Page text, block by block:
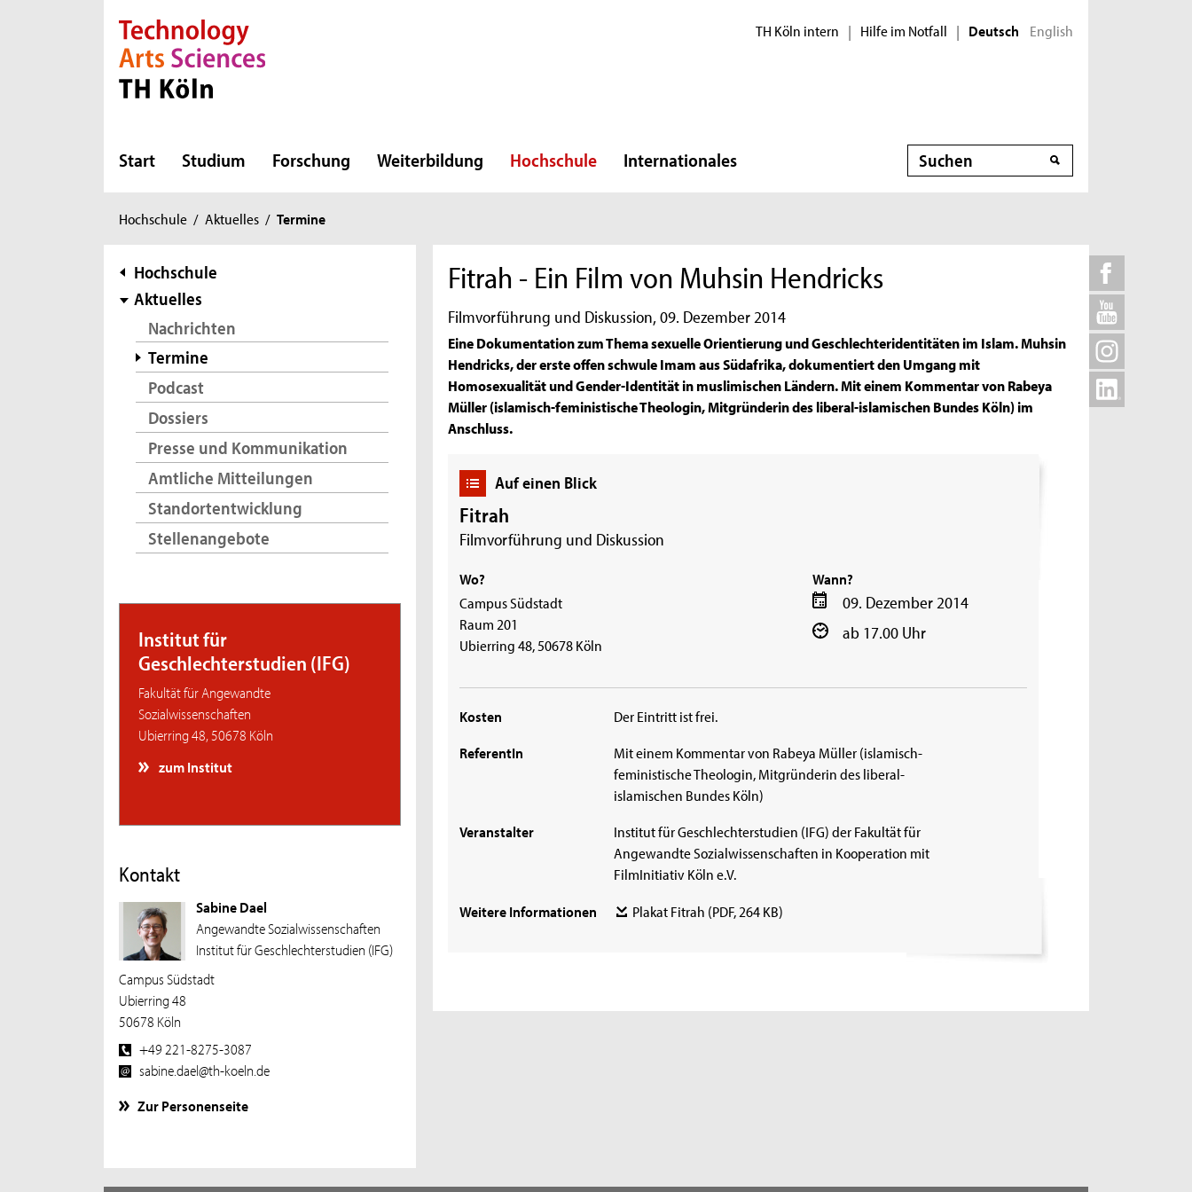
Direkt zur Hauptnavigation
Direkt zur Subnavigation
Direkt zum Inhalt
Direkt zum Fußbereich TH Köln intern | Hilfe im Notfall | Deutsch English
Start Studium Forschung Weiterbildung Hochschule Internationales Suche
Sie
hier:
Hochschule / Aktuelles / Termine
Subnavigation
Hochschule
Aktuelles
Nachrichten
Termine
Podcast
Dossiers
Presse und Kommunikation
Amtliche Mitteilungen
Standortentwicklung
Stellenangebote
Institut für
Geschlechterstudien (IFG)
Fakultät für Angewandte
Sozialwissenschaften
Ubierring 48, 50678 Köln
zum Institut
Kontakt
Sabine Dael
Angewandte Sozialwissenschaften
Institut für Geschlechterstudien (IFG)
Campus Südstadt
Ubierring 48
50678 Köln
+49 221-8275-3087
sabine.dael@th-koeln.de
Zur Personenseite
Fitrah - Ein Film von Muhsin Hendricks
Filmvorführung und Diskussion, 09. Dezember 2014
Eine Dokumentation zum Thema sexuelle Orientierung und Geschlechteridentitäten im Islam. Muhsin
Hendricks, der erste offen schwule Imam aus Südafrika, dokumentiert den Umgang mit
Homosexualität und Gender-Identität in muslimischen Ländern. Mit einem Kommentar von Rabeya
Müller (islamisch-feministische Theologin, Mitgründerin des liberal-islamischen Bundes Köln) im
Anschluss.
Auf einen Blick
Fitrah
Filmvorführung und Diskussion
Wann?
09. Dezember 2014
ab 17.00 Uhr
Wo?
Campus Südstadt
Raum 201
Ubierring 48, 50678 Köln
Kosten
Der Eintritt ist frei.
ReferentIn
Mit einem Kommentar von Rabeya Müller (islamisch-
feministische Theologin, Mitgründerin des liberal-
islamischen Bundes Köln)
Veranstalter
Institut für Geschlechterstudien (IFG) der Fakultät für
Angewandte Sozialwissenschaften in Kooperation mit
FilmInitiativ Köln e.V.
Weitere Informationen
Plakat Fitrah (PDF, 264 KB)